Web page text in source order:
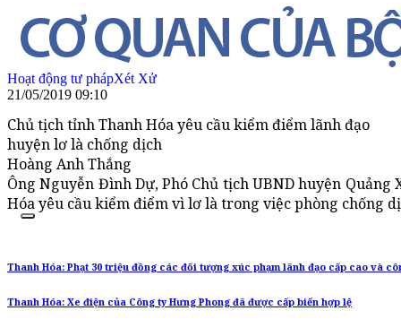
Hoạt động tư phápXét Xử
21/05/2019 09:10
Chủ tịch tỉnh Thanh Hóa yêu cầu kiểm điểm lãnh đạo
huyện lơ là chống dịch
Hoàng Anh Thắng
Ông Nguyễn Đình Dự, Phó Chủ tịch UBND huyện
Hóa yêu cầu kiểm điểm vì lơ là trong việc phòng chống
Thanh Hóa: Phạt 30 triệu đồng các đối tượng xúc phạm lãnh đạo cấp cao và
Thanh Hóa: Xe điện của Công ty Hưng Phong đã được cấp biển hợp lệ